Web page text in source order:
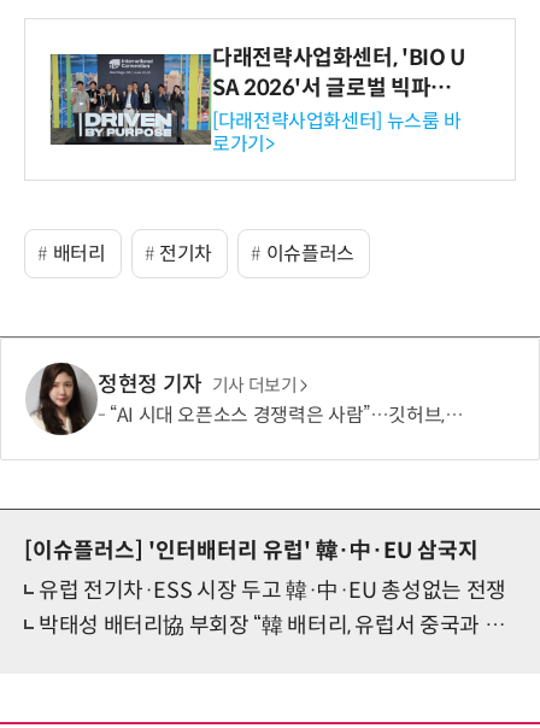
다래전략사업화센터, 'BIO U
SA 2026'서 글로벌 빅파마
와의 비즈니스 미팅 지원…K
-바이오 해외 진출 교두보 확
보
[다래전략사업화센터] 뉴스룸 바
로가기>
배터리 전기차 이슈플러스
정현정 기자 기사 더보기
“AI 시대 오픈소스 경쟁력은 사람”…깃허브, 유지관리자 지원 확대
[이슈플러스] '인터배터리 유럽' 韓·中·EU 삼국지
유럽 전기차·ESS 시장 두고 韓·中·EU 총성없는 전쟁
박태성 배터리協 부회장 “韓 배터리, 유럽서 중국과 진검승부 중…적기 자금 지원 필요”